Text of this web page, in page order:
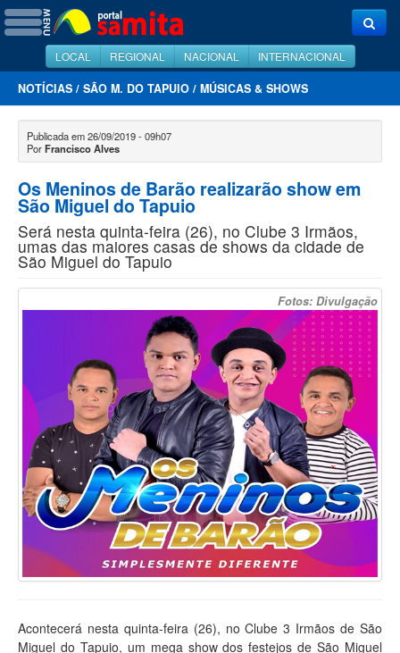
LOCAL REGIONAL NACIONAL INTERNACIONAL
NOTÍCIAS / SÃO M. DO TAPUIO / MÚSICAS & SHOWS
Publicada em 26/09/2019 - 09h07
PorFrancisco Alves
Os Meninos de Barão realizarão show em
São Miguel do Tapuio
Será nesta quinta-feira (26), no Clube 3 Irmãos,
umas das maiores casas de shows da cidade de
São Miguel do Tapuio
Fotos: Divulgação
Acontecerá nesta quinta-feira (26), no Clube 3 Irmãos de São
Miguel do Tapuio, um mega show dos festejos de São Miguel